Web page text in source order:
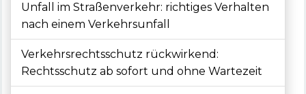
Unfall im Straßenverkehr: richtiges Verhalten
nach einem Verkehrsunfall
Verkehrsrechtsschutz rückwirkend:
Rechtsschutz ab sofort und ohne Wartezeit